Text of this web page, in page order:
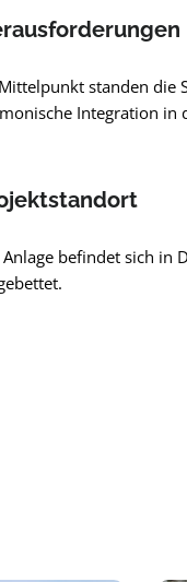
standen die
Integration in
Anlage befindet sich in